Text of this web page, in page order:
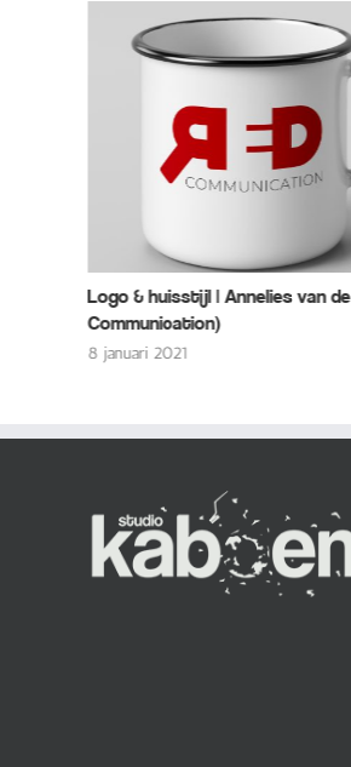
van de Dool (RED Logo & huisstijl